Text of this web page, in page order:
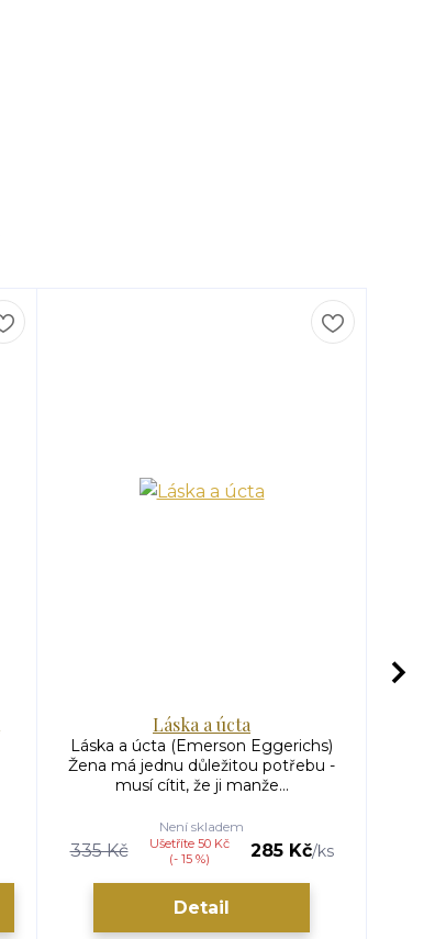
Láska a úcta
Láska a úcta (Emerson Eggerichs)
Žena má jednu důležitou potřebu -
musí cítit, že ji manže...
335 Kč
Ušetříte 50 Kč
(- 15 %)
285 Kč/ks
Není skladem
Detail